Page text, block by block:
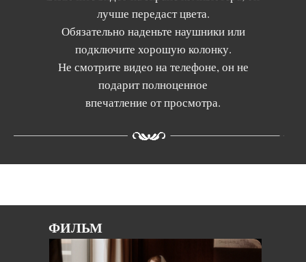
лучше передаст цвета.
Обязательно наденьте наушники или
подключите хорошую колонку.
Не смотрите видео на телефоне, он не
подарит полноценное
впечатление от просмотра.
ФИЛЬМ